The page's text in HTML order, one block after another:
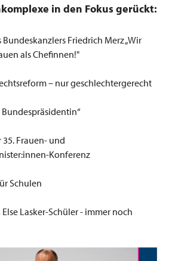
in den Fokus gerückt:
Friedrich Merz „Wir
als Chefinnen!"
– nur geschlechtergerecht
Bundespräsidentin“
35. Frauen- und
Konferenz
Schulen
Lasker-Schüler - immer noch